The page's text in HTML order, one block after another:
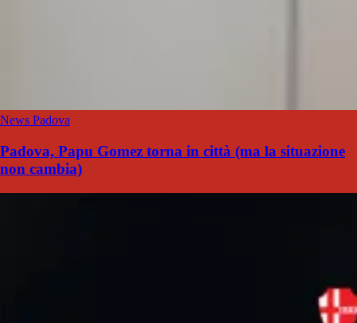
News Padova
Padova, Papu Gomez torna in città (ma la situazione
non cambia)